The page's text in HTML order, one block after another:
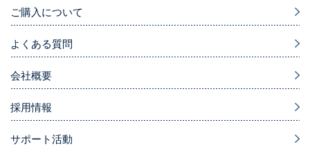
ご購入について
よくある質問
会社概要
採用情報
サポート活動